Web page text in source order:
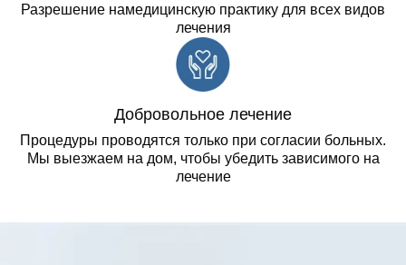
Разрешение намедицинскую практику для всех видов
лечения
Добровольное лечение
Процедуры проводятся только при согласии больных.
Мы выезжаем на дом, чтобы убедить зависимого на
лечение